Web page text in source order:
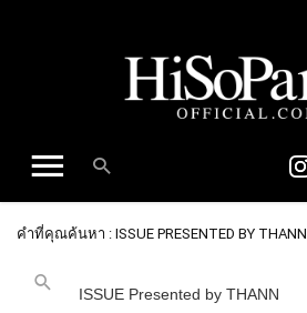
คำที่คุณค้นหา : ISSUE PRESENTED BY THANN